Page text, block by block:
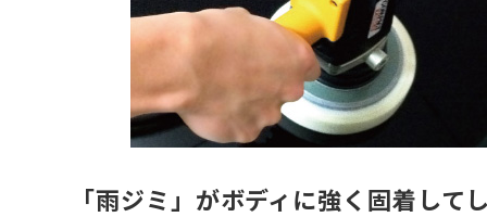
「雨ジミ」がボディに強く固着して